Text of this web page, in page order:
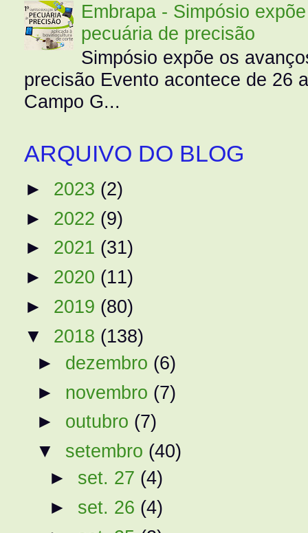
Embrapa - Simpósio
pecuária de precisão
Simpósio expõe os
precisão Evento acontece de 26
Campo G...
ARQUIVO DO BLOG
► 2023 (2)
► 2022 (9)
► 2021 (31)
► 2020 (11)
► 2019 (80)
▼ 2018 (138)
► dezembro (6)
► novembro (7)
► outubro (7)
▼ setembro (40)
► set. 27 (4)
► set. 26 (4)